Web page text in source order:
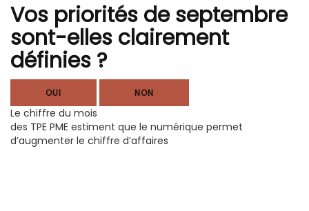
Vos priorités de septembre
sont-elles clairement
définies ?
OUI NON
Le chiffre du mois
des TPE PME estiment que le numérique permet
d’augmenter le chiffre d’affaires